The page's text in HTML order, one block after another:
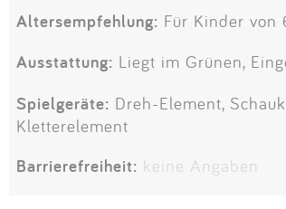
Altersempfehlung: Für Kinder von
Ausstattung: Liegt im Grünen,
Spielgeräte: Dreh-Element,
Kletterelement
Barrierefreiheit: keine Angaben